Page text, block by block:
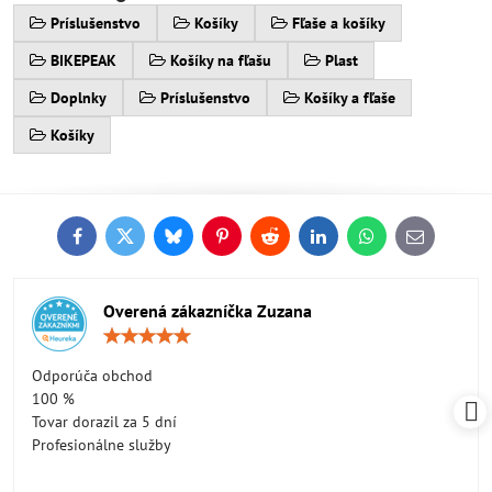
Príslušenstvo Košíky
Fľaše a košíky
BIKEPEAK
Košíky na fľašu
Plast
Doplnky
Príslušenstvo
Košíky a fľaše
Košíky
FacebookTwitterBlueskyPinterestReddit LinkedInWhatsApp
E-
mail
Overená zákazníčka Zuzana
Odporúča obchod
100 %
Tovar dorazil za 5 dní
Profesionálne služby